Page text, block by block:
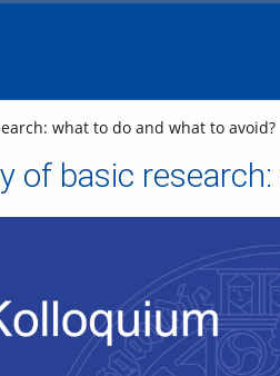
what to do and what to avoid?
of basic